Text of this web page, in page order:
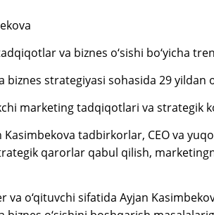
va biznes o‘sishi bo‘yicha
biznes strategiyasi sohasida 29
marketing tadqiqotlari va strategik
Kasimbekova tadbirkorlar, CEO va
qarorlar qabul qilish,
va o‘qituvchi sifatida Ayjan